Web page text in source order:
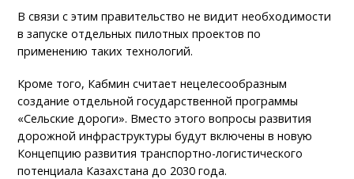
В связи с этим правительство не видит необходимости
в запуске отдельных пилотных проектов по
применению таких технологий.
Кроме того, Кабмин считает нецелесообразным
создание отдельной государственной программы
«Сельские дороги». Вместо этого вопросы развития
дорожной инфраструктуры будут включены в новую
Концепцию развития транспортно-логистического
потенциала Казахстана до 2030 года.